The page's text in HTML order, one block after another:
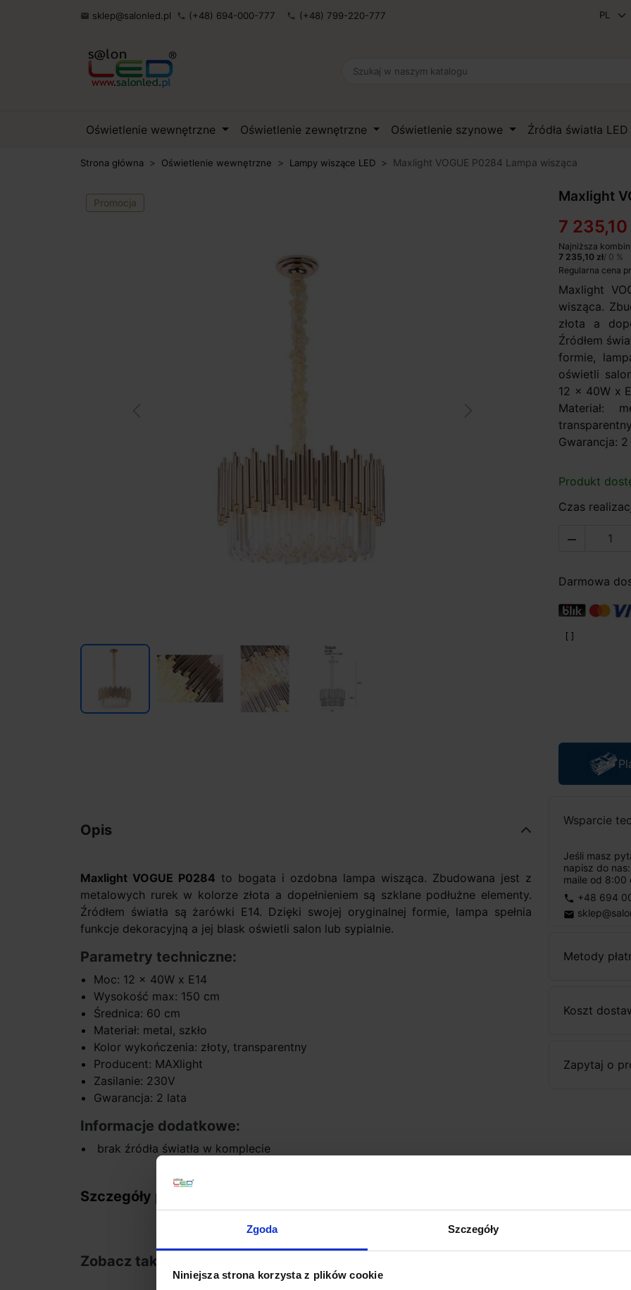
Zgoda Szczegóły
Niniejsza strona korzysta z plików cookie
 sklep@salonled.pl phone (+48) 694-000-777 phone (+48) 799-220-777
Oświetlenie wewnętrzne Oświetlenie zewnętrzne Oświetlenie szynowe Źródła światła LED
Strona główna Oświetlenie wewnętrzne Lampy wiszące LED Maxlight VOGUE P0284 Lampa wisząca
Promocja Maxlight
7 235,10
Najniższa
7 235,10 zł/ 0 %
Regularna cena
Maxlight
wisząca.
złota a
Źródłem
formie,
oświetli
12 x 40W x
Materiał:
Gwarancja:
Produkt
Czas

Darmowa
Wsparcie
Jeśli masz
napisz do
maile od 8:00
phone +48 694
email
Metody
Koszt
Zapytaj o
Opis
Maxlight VOGUE P0284 to bogata i ozdobna lampa wisząca. Zbudowana jest z
metalowych rurek w kolorze złota a dopełnieniem są szklane podłużne elementy.
Źródłem światła są żarówki E14. Dzięki swojej oryginalnej formie, lampa spełnia
funkcje dekoracyjną a jej blask oświetli salon lub sypialnie.
Parametry techniczne:
Moc: 12 x 40W x E14
Wysokość max: 150 cm
Średnica: 60 cm
Materiał: metal, szkło
Kolor wykończenia: złoty, transparentny
Producent: MAXlight
Zasilanie: 230V
Gwarancja: 2 lata
Informacje dodatkowe:
brak źródła światła w komplecie
Szczegóły produktu
Zobacz także